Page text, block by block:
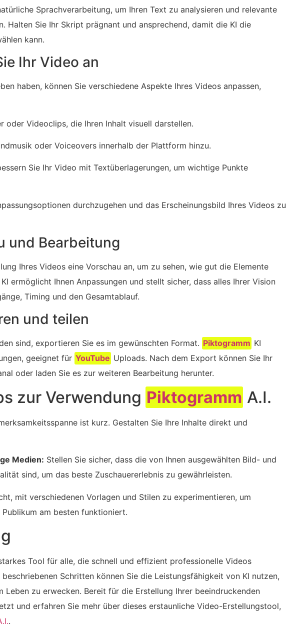
Sprachverarbeitung, um Ihren Text zu analysieren und relevante
Halten Sie Ihr Skript prägnant und ansprechend, damit die KI die
kann.
Ihr Video an
haben, können Sie verschiedene Aspekte Ihres Videos anpassen,
oder Videoclips, die Ihren Inhalt visuell darstellen.
oder Voiceovers innerhalb der Plattform hinzu.
Sie Ihr Video mit Textüberlagerungen, um wichtige Punkte
durchzugehen und das Erscheinungsbild Ihres Videos zu
und Bearbeitung
Ihres Videos eine Vorschau an, um zu sehen, wie gut die Elemente
KI ermöglicht Ihnen Anpassungen und stellt sicher, dass alles Ihrer Vision
Timing und den Gesamtablauf.
und teilen
sind, exportieren Sie es im gewünschten Format. Piktogramm KI
geeignet für YouTube Uploads. Nach dem Export können Sie Ihr
oder laden Sie es zur weiteren ‍Bearbeitung herunter.
zur Verwendung Piktogramm A.I.
ist kurz. Gestalten Sie Ihre Inhalte direkt und
Medien: ⁣Stellen Sie sicher, dass die von Ihnen ausgewählten Bild- und
sind, um das beste Zuschauererlebnis zu gewährleisten.
mit verschiedenen Vorlagen und Stilen zu experimentieren, um
am besten funktioniert.
Tool für alle, die schnell und effizient professionelle Videos
Schritten können Sie die Leistungsfähigkeit von KI nutzen,
Leben zu erwecken. Bereit für die Erstellung Ihrer beeindruckenden
und erfahren Sie mehr über dieses erstaunliche Video-Erstellungstool,
.